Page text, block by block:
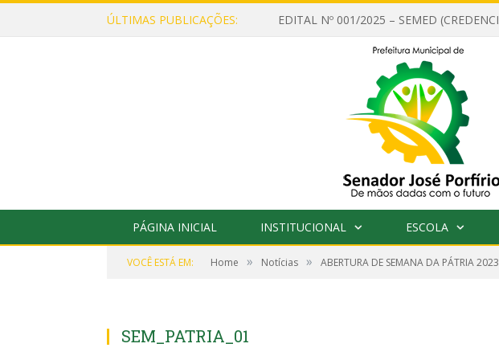
ÚLTIMAS PUBLICAÇÕES:
PÁGINA INICIAL INSTITUCIONAL ESCOLA
VOCÊ ESTÁ EM: Home » Notícias » ABERTURA DE SEMANA DA PÁTRIA 2023
SEM_PATRIA_01